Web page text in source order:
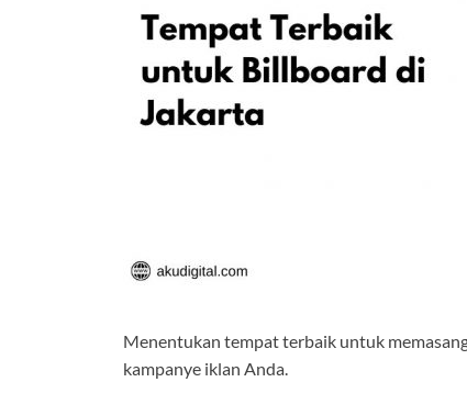
Menentukan tempat terbaik untuk
kampanye iklan Anda.